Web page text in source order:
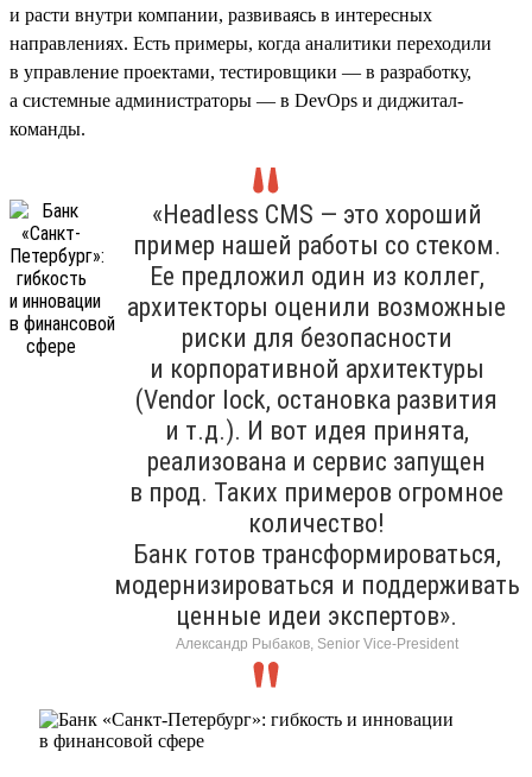
и расти внутри компании, развиваясь в интересных
направлениях. Есть примеры, когда аналитики переходили
в управление проектами, тестировщики — в разработку,
а системные администраторы — в DevOps и диджитал-
команды.
«Headless CMS — это хороший
пример нашей работы со стеком.
Ее предложил один из коллег,
архитекторы оценили возможные
риски для безопасности
и корпоративной архитектуры
(Vendor lock, остановка развития
и т.д.). И вот идея принята,
реализована и сервис запущен
в прод. Таких примеров огромное
количество!
Банк готов трансформироваться,
модернизироваться и поддерживать
ценные идеи экспертов».
Александр Рыбаков, Senior Vice-President